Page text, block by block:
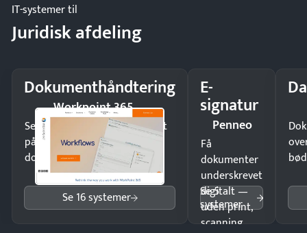
IT-systemer til
Juridisk afdeling
Dokumenthåndtering
Workpoint 365
Send kontrakter til underskrift
på minutter og mist ingen
dokumenter.
Se 16 systemer
E-
signatur
Penneo
Få
dokumenter
underskrevet
digitalt —
uden print,
scanning
Se 5
systemer